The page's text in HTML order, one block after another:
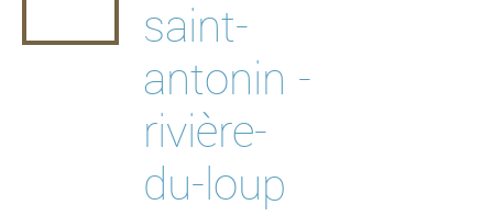
puits municipaux
forages spécialisés
saint-
antonin -
rivière-
du-loup